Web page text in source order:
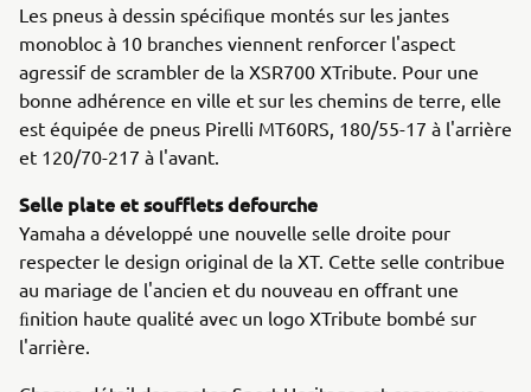
Les pneus à dessin spéciﬁque montés sur les jantes
monobloc à 10 branches viennent renforcer l'aspect
agressif de scrambler de la XSR700 XTribute. Pour une
bonne adhérence en ville et sur les chemins de terre, elle
est équipée de pneus Pirelli MT60RS, 180/55-17 à l'arrière
et 120/70-217 à l'avant.
Selle plate et soufflets defourche
Yamaha a développé une nouvelle selle droite pour
respecter le design original de la XT. Cette selle contribue
au mariage de l'ancien et du nouveau en oﬀrant une
ﬁnition haute qualité avec un logo XTribute bombé sur
l'arrière.